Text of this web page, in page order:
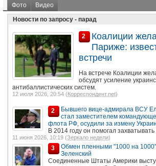
Фото
Видео
Новости по запросу - парад
2
Коалиции
Париже:
встречи
На встрече Коалиции
обсудят усиление
антибаллистических систем.
12 июля 2026, 20:54 (Корреспондент.net)
2
Бывшего вице-адмирала ВСУ
стал заместителем
флота РФ, осудили за измену
В 2014 году он помогал
11 июня 2026, 10:19 (Зеркало недели)
3
Обмен пленными "1000 на 1000"
Зеленский
Соединенные Штаты Америки